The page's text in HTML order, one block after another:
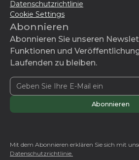
Datenschutzrichtlinie
Cookie Settings
Abonnieren
Abonnieren Sie unseren
Funktionen und
Laufenden zu bleiben.
Mit dem Abonnieren erklären Sie sich mit
Datenschutzrichtlinie.